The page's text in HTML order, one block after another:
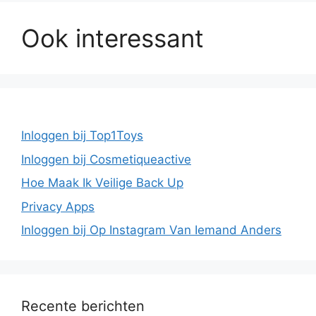
Ook interessant
Inloggen bij Top1Toys
Inloggen bij Cosmetiqueactive
Hoe Maak Ik Veilige Back Up
Privacy Apps
Inloggen bij Op Instagram Van Iemand Anders
Recente berichten